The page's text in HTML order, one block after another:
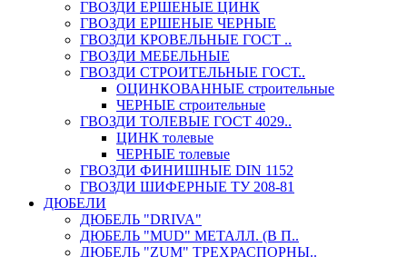
ГВОЗДИ ЕРШЕНЫЕ ЦИНК
ГВОЗДИ ЕРШЕНЫЕ ЧЕРНЫЕ
ГВОЗДИ КРОВЕЛЬНЫЕ ГОСТ ..
ГВОЗДИ МЕБЕЛЬНЫЕ
ГВОЗДИ СТРОИТЕЛЬНЫЕ ГОСТ..
ОЦИНКОВАННЫЕ строительные
ЧЕРНЫЕ строительные
ГВОЗДИ ТОЛЕВЫЕ ГОСТ 4029..
ЦИНК толевые
ЧЕРНЫЕ толевые
ГВОЗДИ ФИНИШНЫЕ DIN 1152
ГВОЗДИ ШИФЕРНЫЕ ТУ 208-81
ДЮБЕЛИ
ДЮБЕЛЬ "DRIVA"
ДЮБЕЛЬ "MUD" МЕТАЛЛ. (В П..
ДЮБЕЛЬ "ZUM" ТРЕХРАСПОРНЫ..